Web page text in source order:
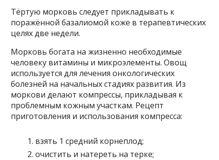
Тёртую морковь следует прикладывать к
поражённой базалиомой коже в терапевтических
целях две недели.
Морковь богата на жизненно необходимые
человеку витамины и микроэлементы. Овощ
используется для лечения онкологических
болезней на начальных стадиях развития. Из
моркови делают компрессы, прикладывая к
проблемным кожным участкам. Рецепт
приготовления и использования компресса:
взять 1 средний корнеплод;
очистить и натереть на терке;